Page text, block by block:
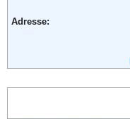
Adresse:
Email: